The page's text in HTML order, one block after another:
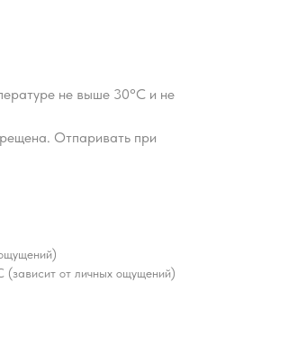
не выше 30°С и не
Отпаривать при
от личных ощущений)